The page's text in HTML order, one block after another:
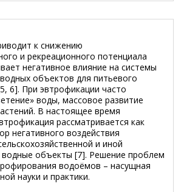
к снижению
и рекреационного потенциала
негативное влияние на системы
объектов для питьевого
6]. При эвтрофикации часто
воды, массовое развитие
В настоящее время
рассматривается как
негативного воздействия
и иной
водные объекты [7]. Решение проблем
водоёмов – насущная
науки и практики.